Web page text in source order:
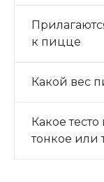
к пицце
Какой вес
Какое
тонкое или